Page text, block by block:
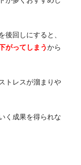
後回しにすると、
がってしまうから
トレスが溜まりや
く成果を得られな